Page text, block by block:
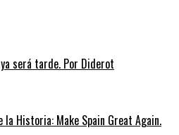
será tarde. Por Diderot
la Historia: Make Spain Great Again.